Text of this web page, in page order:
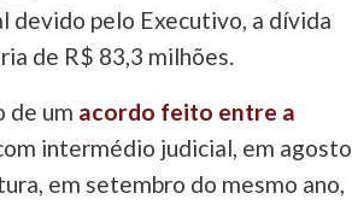
pelo Executivo, a dívida
de R$ 83,3 milhões.
de um acordo feito entre a
intermédio judicial, em agosto
em setembro do mesmo ano,